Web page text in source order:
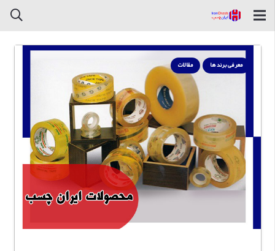
معرفی برند ها مقالات